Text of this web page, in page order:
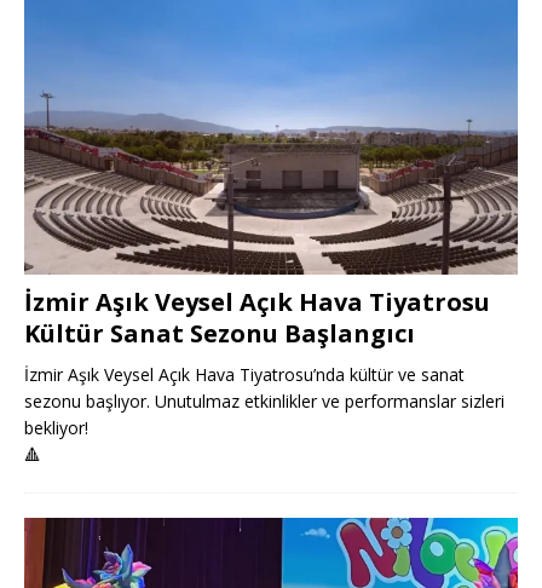
İzmir Aşık Veysel Açık Hava Tiyatrosu
Kültür Sanat Sezonu Başlangıcı
İzmir Aşık Veysel Açık Hava Tiyatrosu’nda kültür ve sanat
sezonu başlıyor. Unutulmaz etkinlikler ve performanslar sizleri
bekliyor!
🔺